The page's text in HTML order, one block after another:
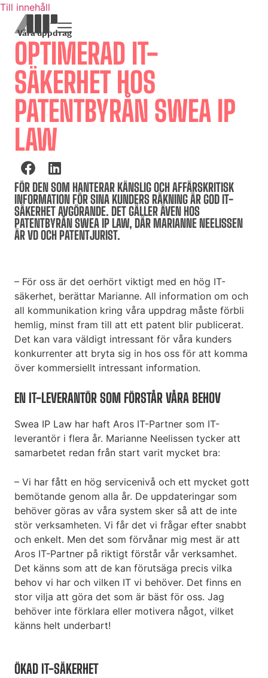
Till innehåll
Våra uppdrag
OPTIMERAD IT-
SÄKERHET HOS
PATENTBYRÅN SWEA IP
LAW
FÖR DEN SOM HANTERAR KÄNSLIG OCH AFFÄRSKRITISK
INFORMATION FÖR SINA KUNDERS RÄKNING ÄR GOD IT-
SÄKERHET AVGÖRANDE. DET GÄLLER ÄVEN HOS
PATENTBYRÅN SWEA IP LAW, DÄR MARIANNE NEELISSEN
ÄR VD OCH PATENTJURIST.
– För oss är det oerhört viktigt med en hög IT-
säkerhet, berättar Marianne. All information om och
all kommunikation kring våra uppdrag måste förbli
hemlig, minst fram till att ett patent blir publicerat.
Det kan vara väldigt intressant för våra kunders
konkurrenter att bryta sig in hos oss för att komma
över kommersiellt intressant information.
EN IT-LEVERANTÖR SOM FÖRSTÅR VÅRA BEHOV
Swea IP Law har haft Aros IT-Partner som IT-
leverantör i flera år. Marianne Neelissen tycker att
samarbetet redan från start varit mycket bra:
– Vi har fått en hög servicenivå och ett mycket gott
bemötande genom alla år. De uppdateringar som
behöver göras av våra system sker så att de inte
stör verksamheten. Vi får det vi frågar efter snabbt
och enkelt. Men det som förvånar mig mest är att
Aros IT-Partner på riktigt förstår vår verksamhet.
Det känns som att de kan förutsäga precis vilka
behov vi har och vilken IT vi behöver. Det finns en
stor vilja att göra det som är bäst för oss. Jag
behöver inte förklara eller motivera något, vilket
känns helt underbart!
ÖKAD IT-SÄKERHET